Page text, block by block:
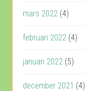
mars 2022 (4)
februari 2022 (4)
januari 2022 (5)
december 2021 (4)